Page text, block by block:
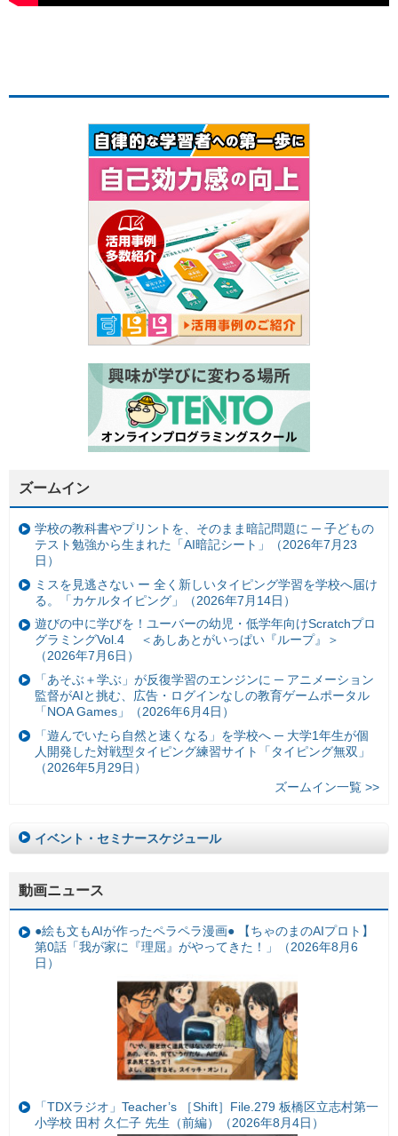
ズームイン
学校の教科書やプリントを、そのまま暗記問題に ─ 子どもの
テスト勉強から生まれた「AI暗記シート」（2026年7月23
日）
ミスを見逃さない ー 全く新しいタイピング学習を学校へ届け
る。「カケルタイピング」（2026年7月14日）
遊びの中に学びを！ユーバーの幼児・低学年向けScratchプロ
グラミングVol.4 ＜あしあとがいっぱい『ループ』＞
（2026年7月6日）
「あそぶ＋学ぶ」が反復学習のエンジンに ─ アニメーション
監督がAIと挑む、広告・ログインなしの教育ゲームポータル
「NOA Games」（2026年6月4日）
「遊んでいたら自然と速くなる」を学校へ ─ 大学1年生が個
人開発した対戦型タイピング練習サイト「タイピング無双」
（2026年5月29日）
ズームイン一覧 >>
イベント・セミナースケジュール
動画ニュース
●絵も文もAIが作ったペラペラ漫画● 【ちゃのまのAIプロト】
第0話「我が家に『理屈』がやってきた！」（2026年8月6
日）
「TDXラジオ」Teacher’s ［Shift］File.279 板橋区立志村第一
小学校 田村 久仁子 先生（前編）（2026年8月4日）